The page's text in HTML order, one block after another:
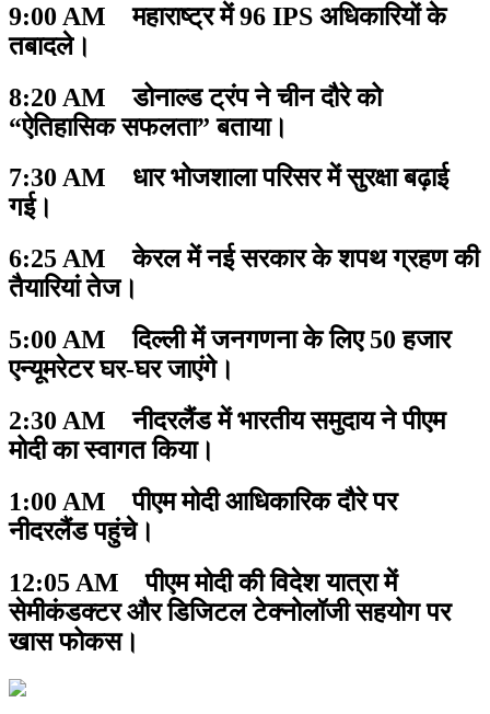
9:00 AM महाराष्ट्र में 96 IPS अधिकारियों के
तबादले।
8:20 AM डोनाल्ड ट्रंप ने चीन दौरे को
“ऐतिहासिक सफलता” बताया।
7:30 AM धार भोजशाला परिसर में सुरक्षा बढ़ाई
गई।
6:25 AM केरल में नई सरकार के शपथ ग्रहण की
तैयारियां तेज।
5:00 AM दिल्ली में जनगणना के लिए 50 हजार
एन्यूमरेटर घर-घर जाएंगे।
2:30 AM नीदरलैंड में भारतीय समुदाय ने पीएम
मोदी का स्वागत किया।
1:00 AM पीएम मोदी आधिकारिक दौरे पर
नीदरलैंड पहुंचे।
12:05 AM पीएम मोदी की विदेश यात्रा में
सेमीकंडक्टर और डिजिटल टेक्नोलॉजी सहयोग पर
खास फोकस।